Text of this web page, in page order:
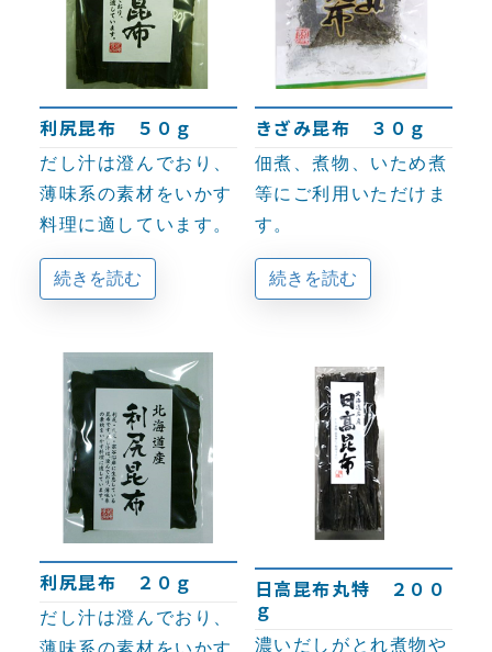
利尻昆布 ５０ｇ
だし汁は澄んでおり、
薄味系の素材をいかす
料理に適しています。
続きを読む
きざみ昆布 ３０ｇ
佃煮、煮物、いため煮
等にご利用いただけま
す。
続きを読む
利尻昆布 ２０ｇ
だし汁は澄んでおり、
日高昆布丸特 ２００
ｇ
濃いだしがとれ煮物や